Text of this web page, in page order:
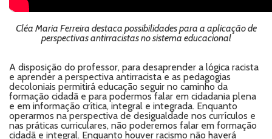
Cléa Maria Ferreira destaca possibilidades para a aplicação de
perspectivas antirracistas no sistema educacional
A disposição do professor, para desaprender a lógica racista
e aprender a perspectiva antirracista e as pedagogias
decoloniais permitirá educação seguir no caminho da
formação cidadã e para podermos falar em cidadania plena
e em informação crítica, integral e integrada. Enquanto
operarmos na perspectiva de desigualdade nos currículos e
nas práticas curriculares, não poderemos falar em formação
cidadã e integral. Enquanto houver racismo não haverá